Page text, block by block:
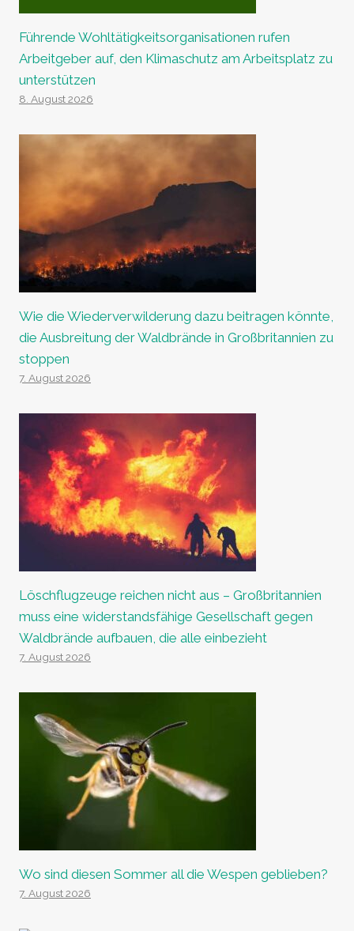
Führende Wohltätigkeitsorganisationen rufen
Arbeitgeber auf, den Klimaschutz am Arbeitsplatz zu
unterstützen
8. August 2026
Wie die Wiederverwilderung dazu beitragen könnte,
die Ausbreitung der Waldbrände in Großbritannien zu
stoppen
7. August 2026
Löschflugzeuge reichen nicht aus – Großbritannien
muss eine widerstandsfähige Gesellschaft gegen
Waldbrände aufbauen, die alle einbezieht
7. August 2026
Wo sind diesen Sommer all die Wespen geblieben?
7. August 2026